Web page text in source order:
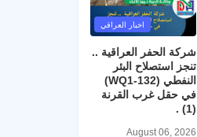
اخبار العراقي
شركة الحفر العراقية ..
تنجز استصلاح البئر
النفطي (WQ1-132)
في حقل غرب القرنة
(1) .
August 06, 2026